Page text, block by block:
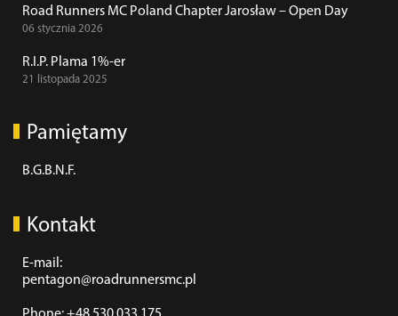
Road Runners MC Poland Chapter Jarosław – Open Day
06 stycznia 2026
R.I.P. Plama 1%-er
21 listopada 2025
Pamiętamy
B.G.B.N.F.
Kontakt
E-mail:
pentagon@roadrunnersmc.pl